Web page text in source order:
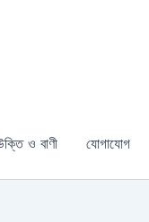
ও বাণী যোগাযোগ